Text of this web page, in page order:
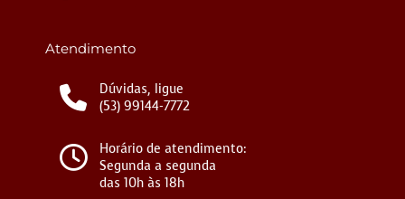
Atendimento
Dúvidas, ligue
(53) 99144-7772
Horário de atendimento:
Segunda a segunda
das 10h às 18h